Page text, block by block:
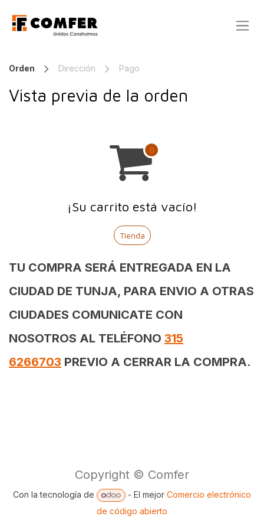
Orden Dirección Pago
Vista previa de la orden
¡Su carrito está vacío!
Tienda
TU COMPRA SERÁ ENTREGADA EN LA
CIUDAD DE TUNJA, PARA ENVIO A OTRAS
CIUDADES COMUNICATE CON
NOSOTROS AL TELÉFONO 315
6266703 PREVIO A CERRAR LA COMPRA.
Copyright © Comfer
Con la tecnología de - El mejor Comercio electrónico
de código abierto